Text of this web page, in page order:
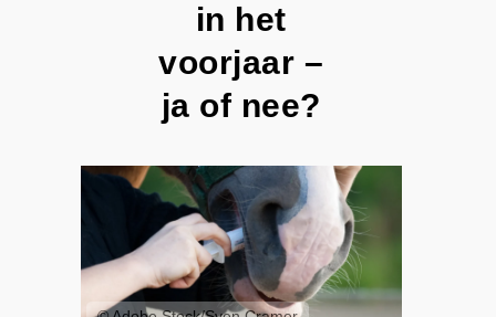
in het
voorjaar –
ja of nee?